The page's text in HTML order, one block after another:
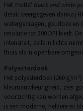
Het motief Black and white
detail weergegeven dankzij
watergedragen, geurloze en
resolutie tot 300 DPI biedt.
intensiteit, zelfs in lichte
thuis als in openbare
Polyesterdoek
Het polyesterdoek (260 g/
kleurnauwkeurigheid, zeer
voorzichtig kan worden
is een moderne, heldere en